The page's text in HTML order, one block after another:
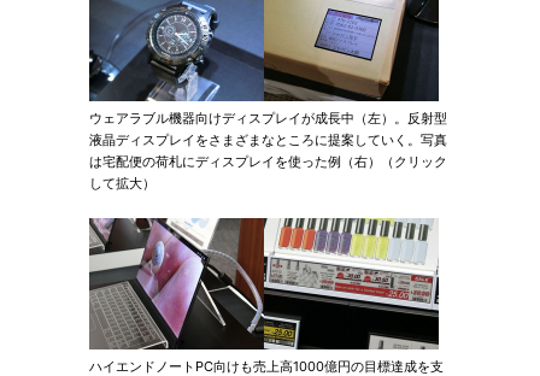
ウェアラブル機器向けディスプレイが成長中（左）。反射型
液晶ディスプレイをさまざまなところに提案していく。写真
は宅配便の荷札にディスプレイを使った例（右）（クリック
して拡大）
ハイエンドノートPC向けも売上高1000億円の目標達成を支